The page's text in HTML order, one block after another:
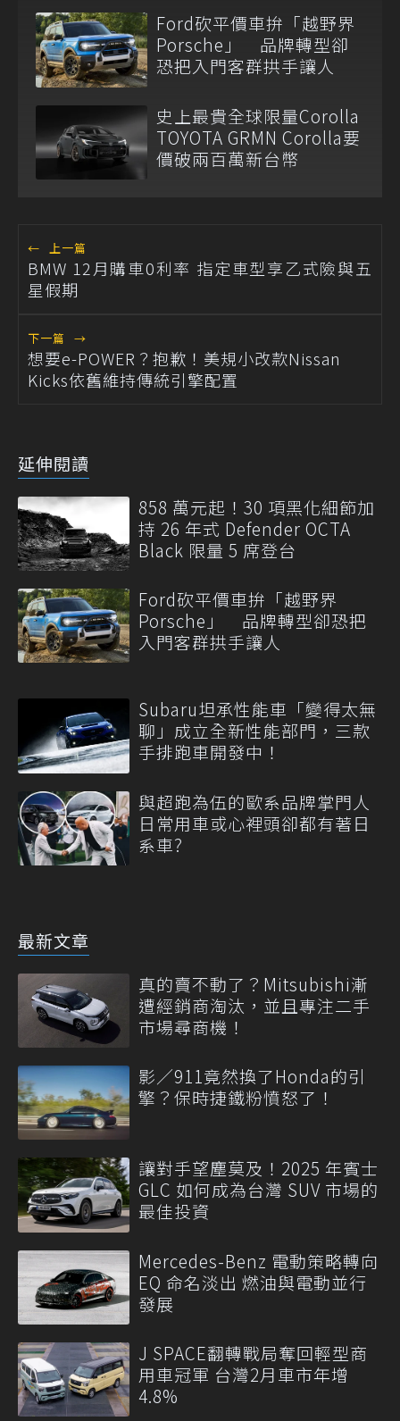
Ford砍平價車拚「越野界
Porsche」 品牌轉型卻
恐把入門客群拱手讓人
史上最貴全球限量Corolla
TOYOTA GRMN Corolla要
價破兩百萬新台幣
← 上一篇
BMW 12月購車0利率 指定車型享乙式險與五
星假期
下一篇 →
想要e-POWER？抱歉！美規小改款Nissan
Kicks依舊維持傳統引擎配置
延伸閱讀
858 萬元起！30 項黑化細節加
持 26 年式 Defender OCTA
Black 限量 5 席登台
Ford砍平價車拚「越野界
Porsche」 品牌轉型卻恐把
入門客群拱手讓人
Subaru坦承性能車「變得太無
聊」成立全新性能部門，三款
手排跑車開發中！
與超跑為伍的歐系品牌掌門人
日常用車或心裡頭卻都有著日
系車?
最新文章
真的賣不動了？Mitsubishi漸
遭經銷商淘汰，並且專注二手
市場尋商機！
影／911竟然換了Honda的引
擎？保時捷鐵粉憤怒了！
讓對手望塵莫及！2025 年賓士
GLC 如何成為台灣 SUV 市場的
最佳投資
Mercedes-Benz 電動策略轉向
EQ 命名淡出 燃油與電動並行
發展
J SPACE翻轉戰局奪回輕型商
用車冠軍 台灣2月車市年增
4.8%